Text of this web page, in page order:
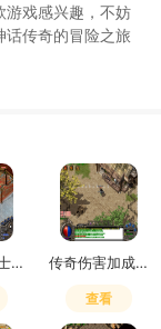
游戏感兴趣，不妨
话传奇的冒险之旅
传奇世界妖士有元神吗 传奇伤害加成和致命一击哪个好用
查看